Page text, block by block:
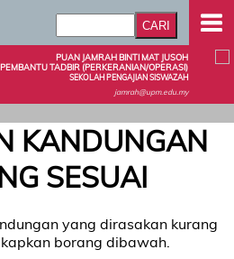
PUAN JAMRAH BINTI MAT JUSOH
PEMBANTU TADBIR (PERKERANIAN/OPERASI)
SEKOLAH PENGAJIAN SISWAZAH
jamrah@upm.edu.my
KANDUNGAN
SESUAI
yang dirasakan kurang
borang dibawah.